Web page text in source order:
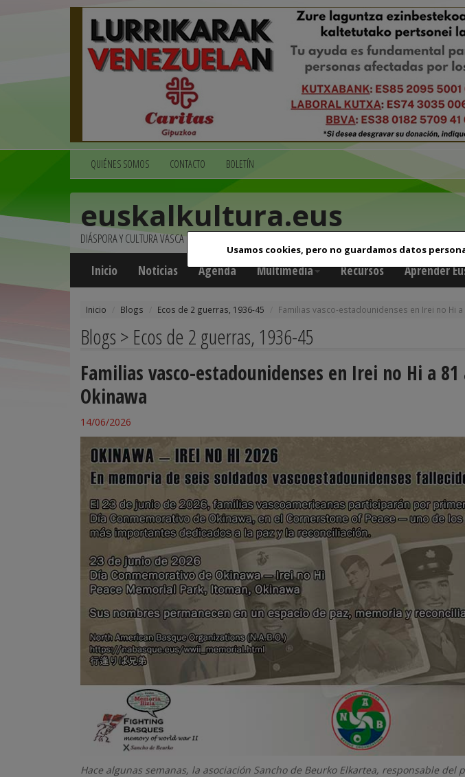
Usamos cookies, pero no guardamos datos
QUIÉNES SOMOS CONTACTO BOLETÍN
euskalkultura.eus
DIÁSPORA Y CULTURA VASCA
Inicio Noticias Agenda Multimedia Recursos Aprender
Inicio Blogs Ecos de 2 guerras, 1936-45 Familias vasco-estadounidenses en Irei no Hi
Blogs > Ecos de 2 guerras, 1936-45
Familias vasco-estadounidenses en Irei no Hi a
Okinawa
14/06/2026
Hace algunas semanas, la asociación Sancho de Beurko Elkartea, responsable del